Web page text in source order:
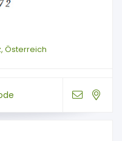
Österreich